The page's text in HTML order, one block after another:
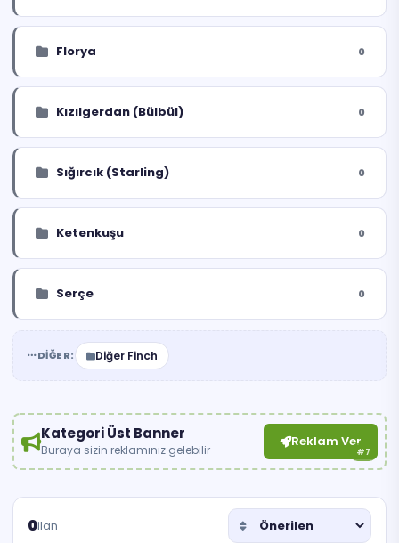
Florya 0
Kızılgerdan (Bülbül) 0
Sığırcık (Starling) 0
Ketenkuşu 0
Serçe 0
DIĞER: Diğer Finch
#7
Kategori Üst Banner
Buraya sizin reklamınız gelebilir
Reklam Ver
0ilan